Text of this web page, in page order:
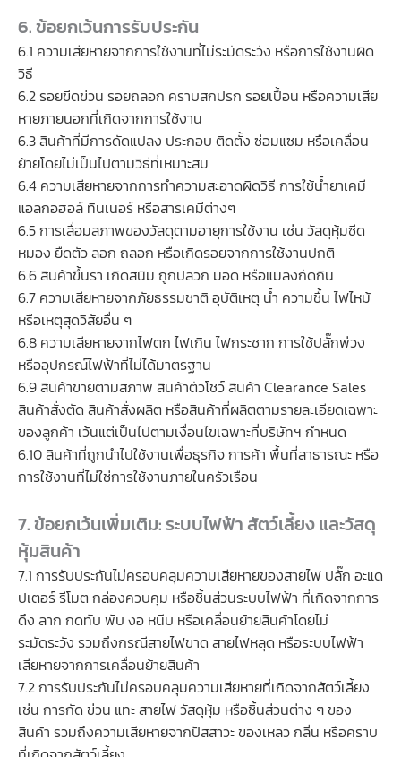
6. ข้อยกเว้นการรับประกัน
6.1 ความเสียหายจากการใช้งานที่ไม่ระมัดระวัง หรือการใช้งานผิด
วิธี
6.2 รอยขีดข่วน รอยถลอก คราบสกปรก รอยเปื้อน หรือความเสีย
หายภายนอกที่เกิดจากการใช้งาน
6.3 สินค้าที่มีการดัดแปลง ประกอบ ติดตั้ง ซ่อมแซม หรือเคลื่อน
ย้ายโดยไม่เป็นไปตามวิธีที่เหมาะสม
6.4 ความเสียหายจากการทำความสะอาดผิดวิธี การใช้น้ำยาเคมี
แอลกอฮอล์ ทินเนอร์ หรือสารเคมีต่างๆ
6.5 การเสื่อมสภาพของวัสดุตามอายุการใช้งาน เช่น วัสดุหุ้มซีด
หมอง ยืดตัว ลอก ถลอก หรือเกิดรอยจากการใช้งานปกติ
6.6 สินค้าขึ้นรา เกิดสนิม ถูกปลวก มอด หรือแมลงกัดกิน
6.7 ความเสียหายจากภัยธรรมชาติ อุบัติเหตุ น้ำ ความชื้น ไฟไหม้
หรือเหตุสุดวิสัยอื่น ๆ
6.8 ความเสียหายจากไฟตก ไฟเกิน ไฟกระชาก การใช้ปลั๊กพ่วง
หรืออุปกรณ์ไฟฟ้าที่ไม่ได้มาตรฐาน
6.9 สินค้าขายตามสภาพ สินค้าตัวโชว์ สินค้า Clearance Sales
สินค้าสั่งตัด สินค้าสั่งผลิต หรือสินค้าที่ผลิตตามรายละเอียดเฉพาะ
ของลูกค้า เว้นแต่เป็นไปตามเงื่อนไขเฉพาะที่บริษัทฯ กำหนด
6.10 สินค้าที่ถูกนำไปใช้งานเพื่อธุรกิจ การค้า พื้นที่สาธารณะ หรือ
การใช้งานที่ไม่ใช่การใช้งานภายในครัวเรือน
7. ข้อยกเว้นเพิ่มเติม: ระบบไฟฟ้า สัตว์เลี้ยง และวัสดุ
หุ้มสินค้า
7.1 การรับประกันไม่ครอบคลุมความเสียหายของสายไฟ ปลั๊ก อะแด
ปเตอร์ รีโมต กล่องควบคุม หรือชิ้นส่วนระบบไฟฟ้า ที่เกิดจากการ
ดึง ลาก กดทับ พับ งอ หนีบ หรือเคลื่อนย้ายสินค้าโดยไม่
ระมัดระวัง รวมถึงกรณีสายไฟขาด สายไฟหลุด หรือระบบไฟฟ้า
เสียหายจากการเคลื่อนย้ายสินค้า
7.2 การรับประกันไม่ครอบคลุมความเสียหายที่เกิดจากสัตว์เลี้ยง
เช่น การกัด ข่วน แทะ สายไฟ วัสดุหุ้ม หรือชิ้นส่วนต่าง ๆ ของ
สินค้า รวมถึงความเสียหายจากปัสสาวะ ของเหลว กลิ่น หรือคราบ